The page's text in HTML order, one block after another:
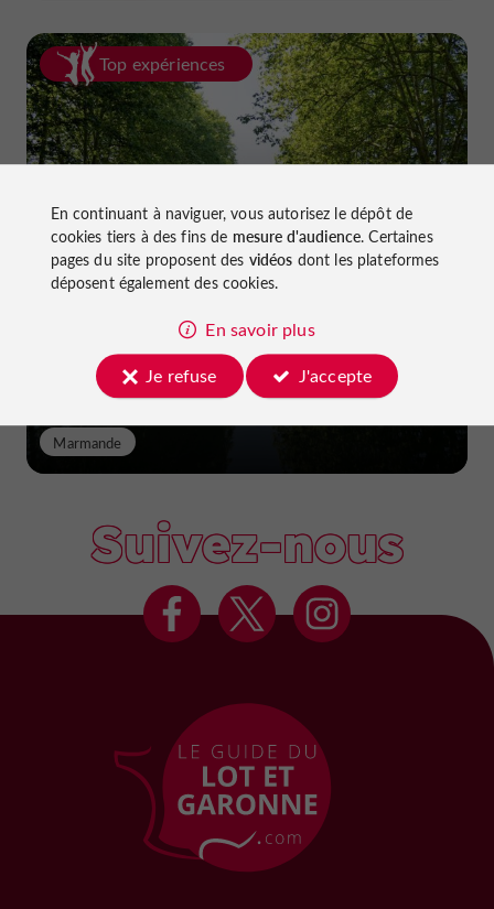
Top expériences
Faire du vélo dans le Lot-et-Garonne :
pistes cyclables et voies vertes !
Marmande
Suivez-nous
En continuant à naviguer, vous autorisez le dépôt de
cookies tiers à des fins de mesure d'audience. Certaines
pages du site proposent des vidéos dont les plateformes
déposent également des cookies.
En savoir plus
Je refuse
J'accepte